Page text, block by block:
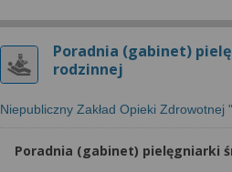
Poradnia (gabinet)
rodzinnej
Niepubliczny Zakład Opieki Zdrowotnej
Poradnia (gabinet) pielęgniarki